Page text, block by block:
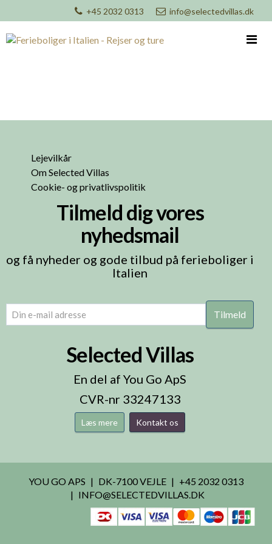
+45 2032 0313 info@selectedvillas.dk
Lejevilkår
Om Selected Villas
Cookie- og privatlivspolitik
Tilmeld dig vores
nyhedsmail
og få nyheder og gode tilbud på ferieboliger i
Italien
(Påkrævet)
Selected Villas
En del af You Go ApS
CVR-nr 33247133
Læs mere Kontakt os
YOU GO APS DK-7100 VEJLE
+45 2032 0313
INFO@SELECTEDVILLAS.DK